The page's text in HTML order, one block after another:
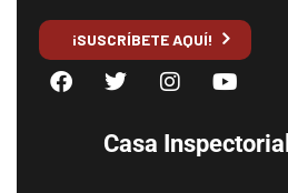
¡SUSCRÍBETE AQUÍ!
Casa Inspectorial